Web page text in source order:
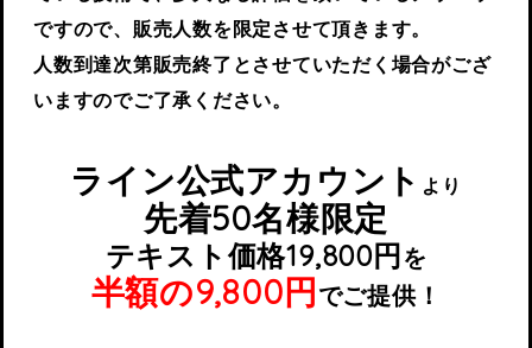
ですので、販売人数を限定させて頂きます。
人数到達次第販売終了とさせていただく場合がござ
いますのでご了承ください。
ライン公式アカウント より
先着50名様限定
テキスト価格19,800円を
半額の9,800円でご提供！